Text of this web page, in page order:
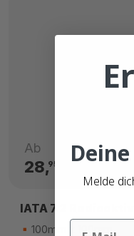
Ab
28,95 €
IATA 7.2
100mm x 100mm
Melde
Email